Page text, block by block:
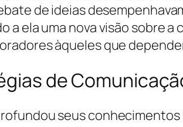
de ideias
a ela uma nova visão sobre
àqueles que
de
seus